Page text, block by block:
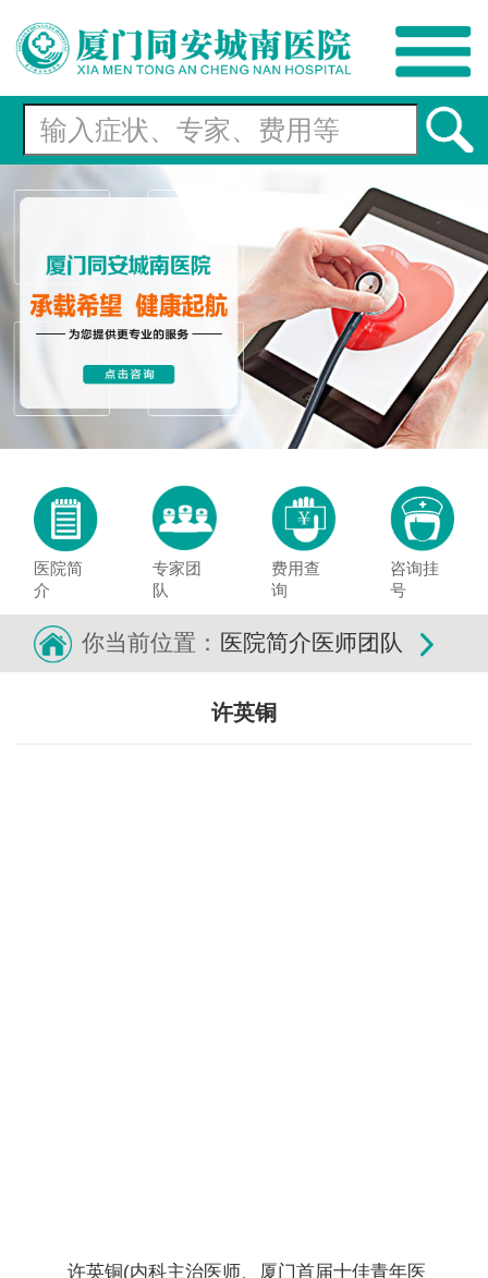
医院简
介
专家团
队
费用查
询
咨询挂
号
你当前位置： 医院简介医师团队
许英铜
许英铜(内科主治医师、厦门首届十佳青年医